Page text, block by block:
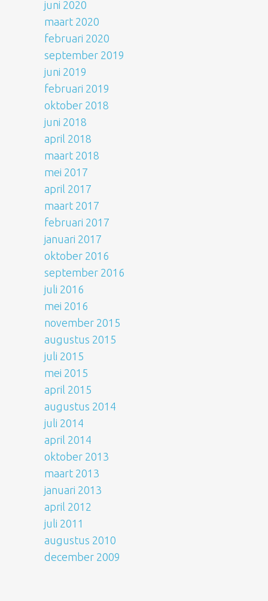
juni 2020
maart 2020
februari 2020
september 2019
juni 2019
februari 2019
oktober 2018
juni 2018
april 2018
maart 2018
mei 2017
april 2017
maart 2017
februari 2017
januari 2017
oktober 2016
september 2016
juli 2016
mei 2016
november 2015
augustus 2015
juli 2015
mei 2015
april 2015
augustus 2014
juli 2014
april 2014
oktober 2013
maart 2013
januari 2013
april 2012
juli 2011
augustus 2010
december 2009